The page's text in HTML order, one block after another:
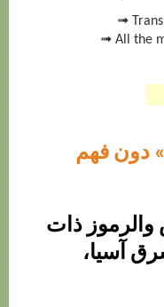
➟
➟ All the
دون فهم
ذات
آسيا،